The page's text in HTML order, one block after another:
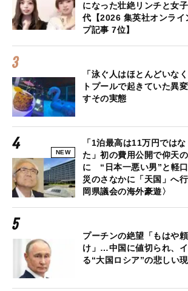
になった壮絶リンチと女
代【2026 集英社オンラ
プ記事 7位】
「泳ぐ人はほとんどいな
トプールで起きていた異
すその実態
NEW
「1泊最高は11万円では
た」初の費用公開で仰天
に “日本一悪い男”と軽
災のさなかに「天国」へ
岡県議会の海外豪遊〉
プーチンの絶望「もはや
け」…中国に値切られ、
る“大国ロシア”の悲しい